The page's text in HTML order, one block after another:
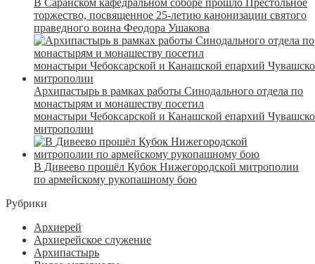
торжество, посвященное 25-летию канонизации святого
праведного воина Феодора Ушакова
Архипастырь в рамках работы Синодального отдела по
монастырям и монашеству посетил
монастыри Чебоксарской и Канашской епархий
митрополии
В Дивеево прошёл Кубок Нижегородской митрополии
по армейскому рукопашному бою
Рубрики
Архиерей
Архиерейское служение
Архипастырь